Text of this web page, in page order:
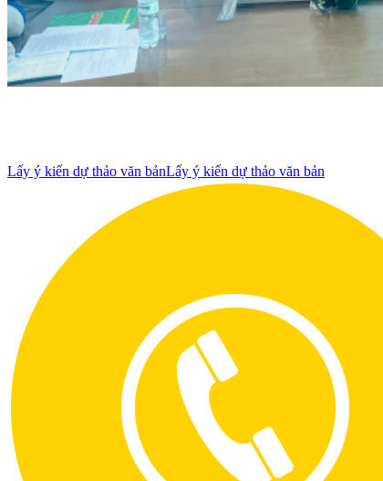
Lấy ý kiến dự thảo văn bảnLấy ý kiến dự thảo văn bản